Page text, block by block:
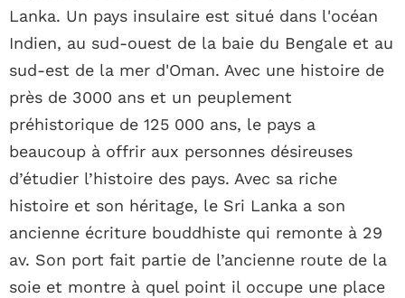
Lanka. Un pays insulaire est situé dans l'océan
Indien, au sud-ouest de la baie du Bengale et au
sud-est de la mer d'Oman. Avec une histoire de
près de 3000 ans et un peuplement
préhistorique de 125 000 ans, le pays a
beaucoup à offrir aux personnes désireuses
d’étudier l’histoire des pays. Avec sa riche
histoire et son héritage, le Sri Lanka a son
ancienne écriture bouddhiste qui remonte à 29
av. Son port fait partie de l’ancienne route de la
soie et montre à quel point il occupe une place